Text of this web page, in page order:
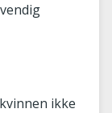
ikke